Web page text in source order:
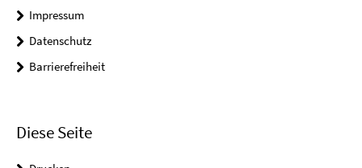
Impressum
Datenschutz
Barrierefreiheit
Diese Seite